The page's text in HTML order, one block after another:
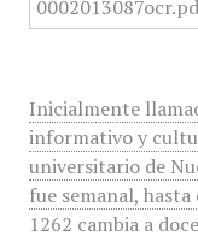
Inicialmente
informativo y
universitario de
fue semanal,
1262 cambia a